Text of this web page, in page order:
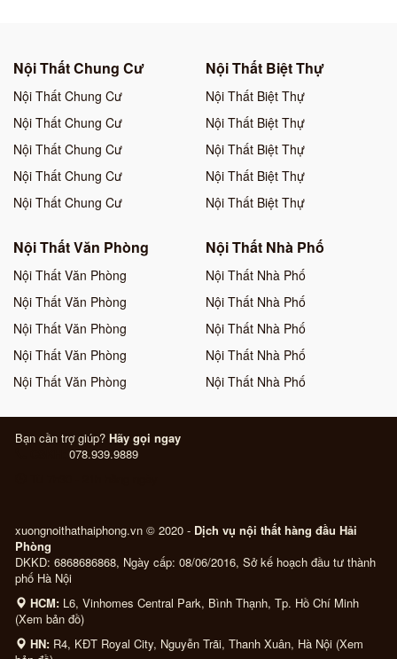
Nội Thất Chung Cư
Nội Thất Chung Cư
Nội Thất Chung Cư
Nội Thất Chung Cư
Nội Thất Chung Cư
Nội Thất Chung Cư
Nội Thất Biệt Thự
Nội Thất Biệt Thự
Nội Thất Biệt Thự
Nội Thất Biệt Thự
Nội Thất Biệt Thự
Nội Thất Biệt Thự
Nội Thất Văn Phòng
Nội Thất Văn Phòng
Nội Thất Văn Phòng
Nội Thất Văn Phòng
Nội Thất Văn Phòng
Nội Thất Văn Phòng
Nội Thất Nhà Phố
Nội Thất Nhà Phố
Nội Thất Nhà Phố
Nội Thất Nhà Phố
Nội Thất Nhà Phố
Nội Thất Nhà Phố
Bạn cần trợ giúp? Hãy gọi ngay
078.939.9889
xuongnoithathaiphong.vn © 2020 - Dịch vụ nội thất hàng đầu Hải
Phòng
DKKD: 6868686868, Ngày cấp: 08/06/2016, Sở kế hoạch đầu tư thành
phố Hà Nội
HCM: L6, Vinhomes Central Park, Bình Thạnh, Tp. Hồ Chí Minh
(Xem bản đồ)
HN: R4, KĐT Royal City, Nguyễn Trãi, Thanh Xuân, Hà Nội (Xem